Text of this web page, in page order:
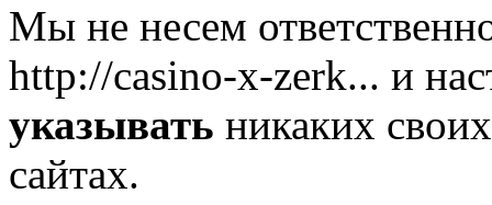
Мы не несем
http://casino-x-zerk... и
указывать никаких
сайтах.